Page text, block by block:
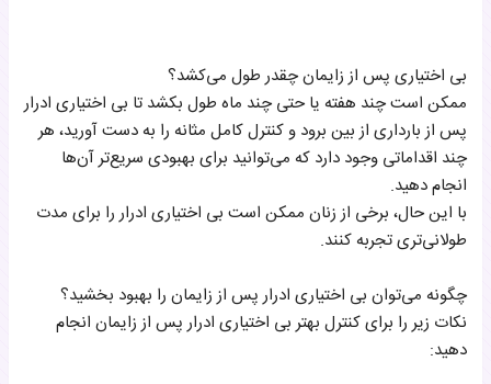
بی اختیاری پس از زایمان چقدر طول می‌کشد؟
ممکن است چند هفته یا حتی چند ماه طول بکشد تا بی اختیاری ادرار
پس از بارداری از بین برود و کنترل کامل مثانه را به دست آورید، هر
چند اقداماتی وجود دارد که می‌توانید برای بهبودی سریع‌تر آن‌ها
انجام دهید.
با این حال، برخی از زنان ممکن است بی اختیاری ادرار را برای مدت
طولانی‌تری تجربه کنند.
چگونه می‌توان بی اختیاری ادرار پس از زایمان را بهبود بخشید؟
نکات زیر را برای کنترل بهتر بی اختیاری ادرار پس از زایمان انجام
دهید: